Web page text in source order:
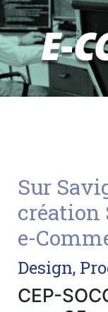
Sur
création
e-
Design,
CEP-